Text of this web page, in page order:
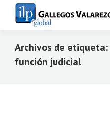
Archivos de etiqueta:
función judicial